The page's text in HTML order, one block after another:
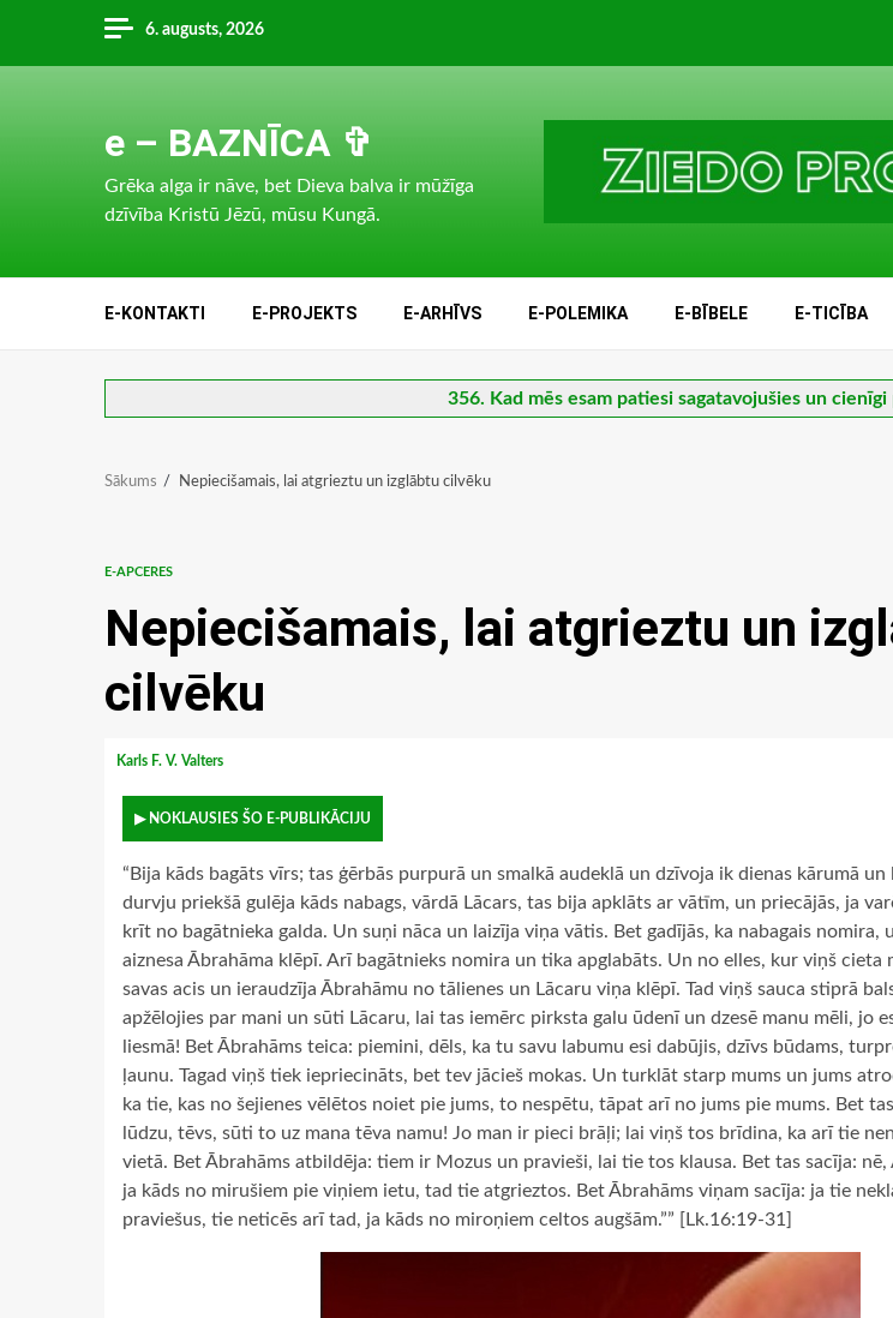
content
6. augusts, 2026
e – BAZNĪCA ✞
Grēka alga ir nāve, bet Dieva balva ir mūžīga
dzīvība Kristū Jēzū, mūsu Kungā.
E-KONTAKTI E-PROJEKTS E-ARHĪVS E-POLEMIKA E-BĪBELE E-TICĪBA
356. Kad mēs esam patiesi sagatavojušies un
Sākums Nepiecišamais, lai atgrieztu un izglābtu cilvēku
E-APCERES
Nepiecišamais, lai atgrieztu un
cilvēku
Karls F. V. Valters
▶ NOKLAUSIES ŠO E-PUBLIKĀCIJU
“Bija kāds bagāts vīrs; tas ģērbās purpurā un smalkā audeklā un dzīvoja ik dienas kārumā
durvju priekšā gulēja kāds nabags, vārdā Lācars, tas bija apklāts ar vātīm, un priecājās, ja
krīt no bagātnieka galda. Un suņi nāca un laizīja viņa vātis. Bet gadījās, ka nabagais nomira,
aiznesa Ābrahāma klēpī. Arī bagātnieks nomira un tika apglabāts. Un no elles, kur viņš cieta
savas acis un ieraudzīja Ābrahāmu no tālienes un Lācaru viņa klēpī. Tad viņš sauca stiprā
apžēlojies par mani un sūti Lācaru, lai tas iemērc pirksta galu ūdenī un dzesē manu mēli, jo
liesmā! Bet Ābrahāms teica: piemini, dēls, ka tu savu labumu esi dabūjis, dzīvs būdams,
ļaunu. Tagad viņš tiek iepriecināts, bet tev jācieš mokas. Un turklāt starp mums un jums
ka tie, kas no šejienes vēlētos noiet pie jums, to nespētu, tāpat arī no jums pie mums. Bet
lūdzu, tēvs, sūti to uz mana tēva namu! Jo man ir pieci brāļi; lai viņš tos brīdina, ka arī tie
vietā. Bet Ābrahāms atbildēja: tiem ir Mozus un pravieši, lai tie tos klausa. Bet tas sacīja: nē,
ja kāds no mirušiem pie viņiem ietu, tad tie atgrieztos. Bet Ābrahāms viņam sacīja: ja tie
praviešus, tie neticēs arī tad, ja kāds no miroņiem celtos augšām.”” [Lk.16:19-31]